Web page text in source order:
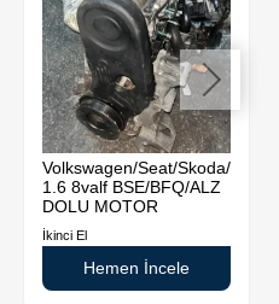
Volkswagen/Seat/Skoda/Audi
1.6 8valf BSE/BFQ/ALZ
DOLU MOTOR
İkinci El
Hemen İncele